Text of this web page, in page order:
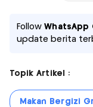
FollowWhatsApp
update berita
Topik Artikel :
Makan Bergizi